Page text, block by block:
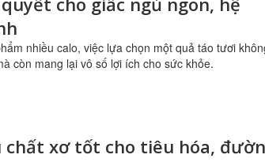
nhiều calo, việc lựa chọn một quả táo tươi
còn mang lại vô số lợi ích cho sức khỏe.
chất xơ tốt cho tiêu hóa,